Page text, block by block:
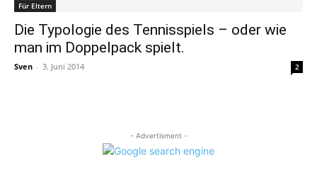
Für Eltern
Die Typologie des Tennisspiels – oder wie
man im Doppelpack spielt.
Sven - 3. Juni 2014 2
- Advertisment -